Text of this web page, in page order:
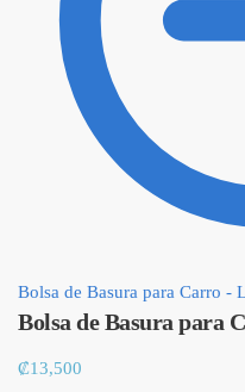
Bolsa de Basura para Carro -
Bolsa de Basura para
₡13,500